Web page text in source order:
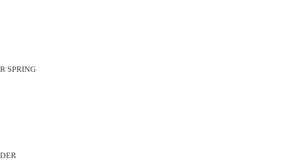
SPRING